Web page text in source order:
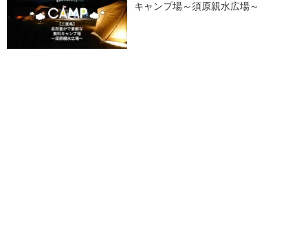
キャンプ場～須原親水広場～